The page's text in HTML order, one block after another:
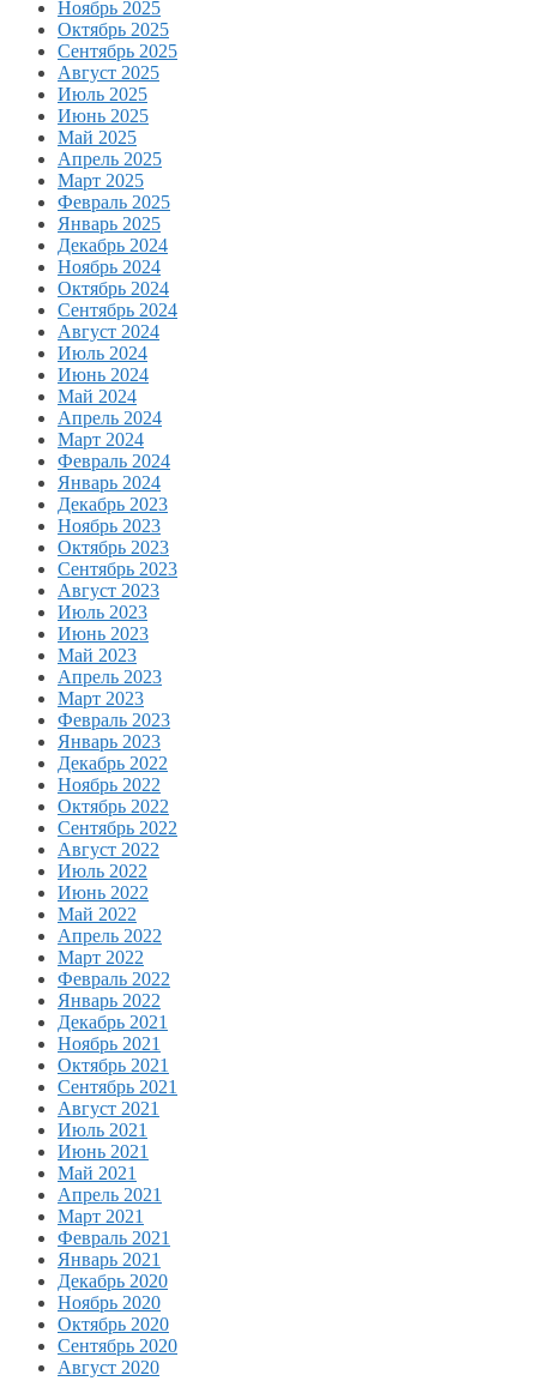
Ноябрь 2025
Октябрь 2025
Сентябрь 2025
Август 2025
Июль 2025
Июнь 2025
Май 2025
Апрель 2025
Март 2025
Февраль 2025
Январь 2025
Декабрь 2024
Ноябрь 2024
Октябрь 2024
Сентябрь 2024
Август 2024
Июль 2024
Июнь 2024
Май 2024
Апрель 2024
Март 2024
Февраль 2024
Январь 2024
Декабрь 2023
Ноябрь 2023
Октябрь 2023
Сентябрь 2023
Август 2023
Июль 2023
Июнь 2023
Май 2023
Апрель 2023
Март 2023
Февраль 2023
Январь 2023
Декабрь 2022
Ноябрь 2022
Октябрь 2022
Сентябрь 2022
Август 2022
Июль 2022
Июнь 2022
Май 2022
Апрель 2022
Март 2022
Февраль 2022
Январь 2022
Декабрь 2021
Ноябрь 2021
Октябрь 2021
Сентябрь 2021
Август 2021
Июль 2021
Июнь 2021
Май 2021
Апрель 2021
Март 2021
Февраль 2021
Январь 2021
Декабрь 2020
Ноябрь 2020
Октябрь 2020
Сентябрь 2020
Август 2020